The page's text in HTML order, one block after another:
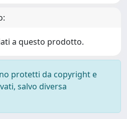
a questo prodotto.
protetti da copyright e
salvo diversa